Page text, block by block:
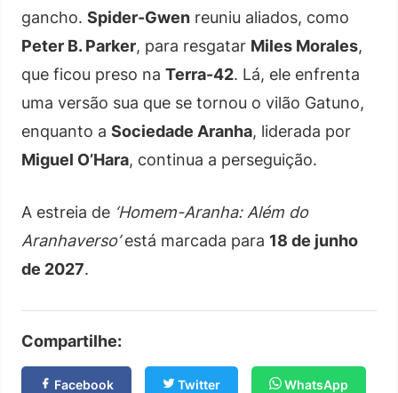
gancho. Spider-Gwen reuniu aliados, como
Peter B. Parker, para resgatar Miles Morales,
que ficou preso na Terra-42. Lá, ele enfrenta
uma versão sua que se tornou o vilão Gatuno,
enquanto a Sociedade Aranha, liderada por
Miguel O’Hara, continua a perseguição.
A estreia de ‘Homem-Aranha: Além do
Aranhaverso’está marcada para 18 de junho
de 2027.
Compartilhe:
Facebook Twitter WhatsApp